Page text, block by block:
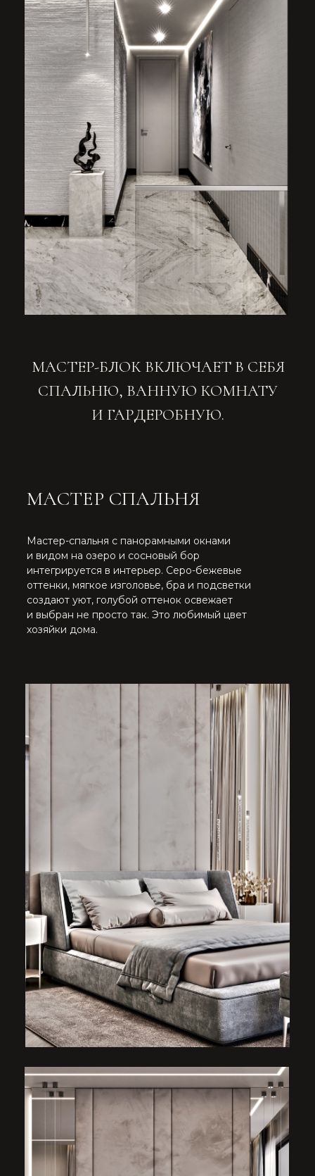
СОЧЕТАНИЕ С СЕРО-БЕЖЕВЫМ
И ГОЛУБЫМ. ИНТЕРЬЕР СЛОВНО
СВЕТИТСЯ И СИЯЕТ.
Мастер-ванная как шкатулка в этом доме -
натуральный мрамор с подсветкой изнутри
как акцентное панно напротив
отдельностоящей ванны. Блики от россыпи
подвесной инсталляции над ванной, большая
тумба с раковиной и туалетным столиком,
душевая.
ВАННАЯ КОМНАТА
ДЕТСКАЯ КОМНАТА — ЭТО ГОРАЗДО
БОЛЬШЕ, ЧЕМ ПРОСТО МЕСТО
ДЛЯ СНА И ИГР. ЭТО ЦЕЛАЯ
ВСЕЛЕННАЯ, ГДЕ РЕБЕНОК ПОЗНАЕТ
МИР, УЧИТСЯ, МЕЧТАЕТ И РАСТЕТ.